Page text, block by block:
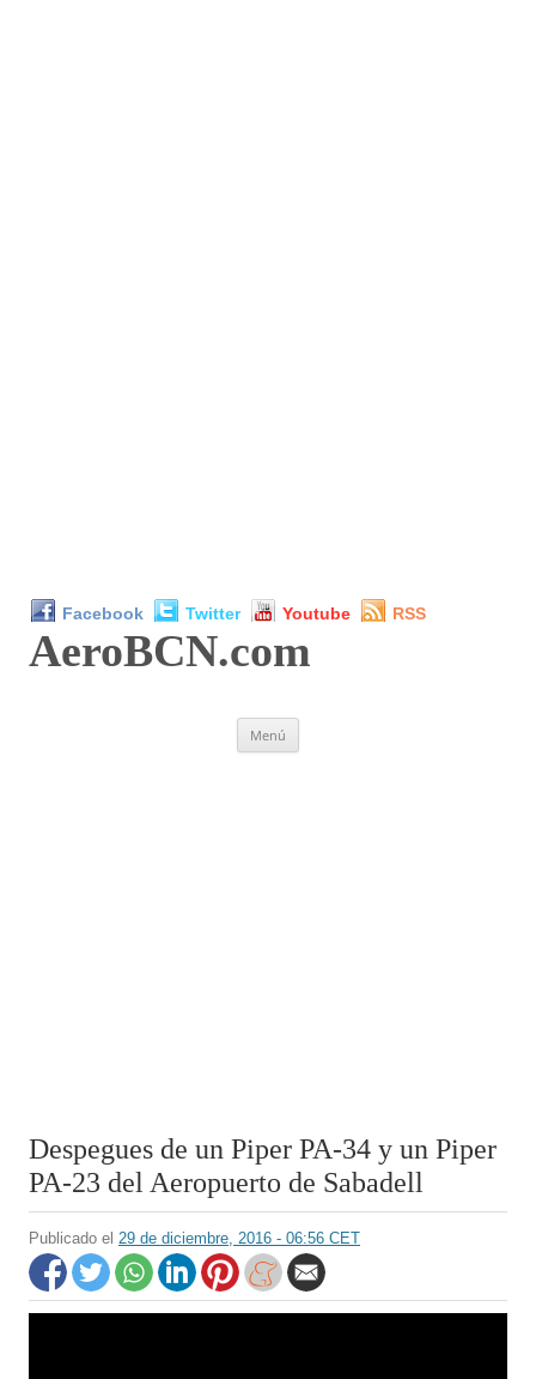
Facebook Twitter Youtube RSS
AeroBCN.com
Menú
Despegues de un Piper PA-34 y un Piper
PA-23 del Aeropuerto de Sabadell
Publicado el 29 de diciembre, 2016 - 06:56 CET